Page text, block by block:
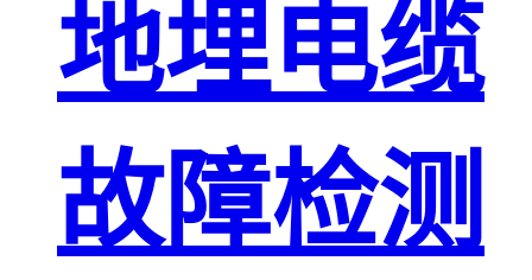
地埋电缆
故障检测